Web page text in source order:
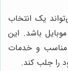
یک انتخاب
باشد. این
مناسب و خدمات
را جلب کند.